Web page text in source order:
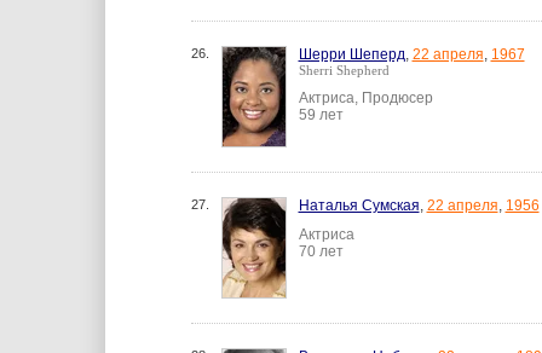
26. Шерри Шеперд, 22 апреля, 1967
Sherri Shepherd
Актриса, Продюсер
59 лет
27. Наталья Сумская, 22 апреля, 1956
Актриса
70 лет